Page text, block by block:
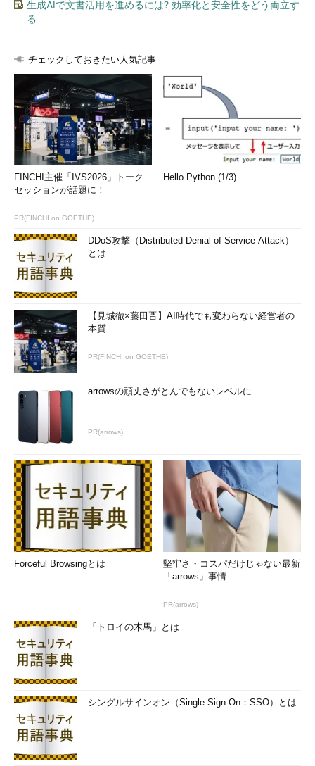
生成AIで文書活用を進めるには? 効率化と安全性をどう両立す
る
チェックしておきたい人気記事
FINCHI主催「IVS2026」トーク
セッションが話題に！
PR(FINCHI on GOETHE)
Hello Python (1/3)
DDoS攻撃（Distributed Denial of Service Attack）
とは
【見城徹×藤田晋】AI時代でも変わらない経営者の
本質
PR(FINCHI on GOETHE)
arrowsの頑丈さがとんでもないレベルに
PR(arrows)
Forceful Browsingとは
堅牢さ・コスパだけじゃない最新
「arrows」事情
PR(arrows)
「トロイの木馬」とは
シングルサインオン（Single Sign-On：SSO）とは